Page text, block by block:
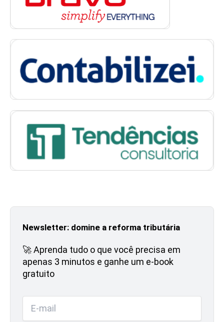
Newsletter: domine a reforma tributária
🚀 Aprenda tudo o que você precisa em
apenas 3 minutos e ganhe um e-book
gratuito